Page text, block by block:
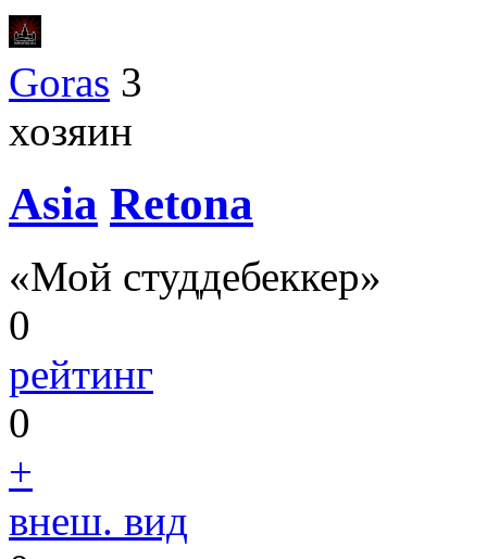
Goras 3
хозяин
Asia Retona
«Мой студдебеккер»
0
рейтинг
0
+
внеш. вид